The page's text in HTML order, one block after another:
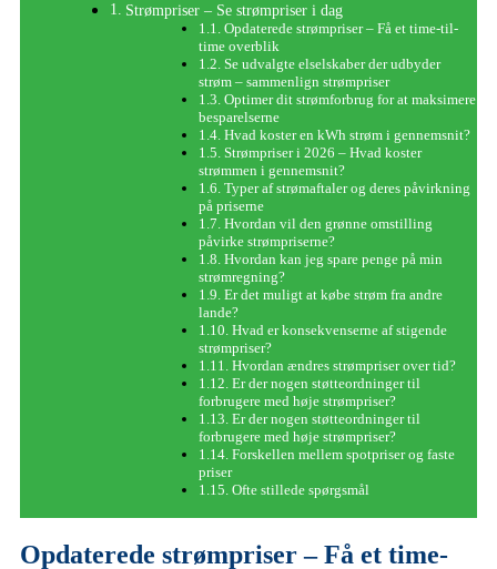
Strømpriser – Se strømpriser i dag
Opdaterede strømpriser – Få et time-til-
time overblik
Se udvalgte elselskaber der udbyder
strøm – sammenlign strømpriser
Optimer dit strømforbrug for at maksimere
besparelserne
Hvad koster en kWh strøm i gennemsnit?
Strømpriser i 2026 – Hvad koster
strømmen i gennemsnit?
Typer af strømaftaler og deres påvirkning
på priserne
Hvordan vil den grønne omstilling
påvirke strømpriserne?
Hvordan kan jeg spare penge på min
strømregning?
Er det muligt at købe strøm fra andre
lande?
Hvad er konsekvenserne af stigende
strømpriser?
Hvordan ændres strømpriser over tid?
Er der nogen støtteordninger til
forbrugere med høje strømpriser?
Er der nogen støtteordninger til
forbrugere med høje strømpriser?
Forskellen mellem spotpriser og faste
priser
Ofte stillede spørgsmål
Opdaterede strømpriser – Få et time-